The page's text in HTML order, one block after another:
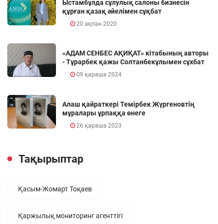
Ыстамбұлда сұлулық салоны бизнесін
құрған қазақ әйелімен сұқбат
20 ақпан 2020
«АДАМ СЕНБЕС АҚИҚАТ» кітабының авторы
- Тұрарбек қажы Солтанбекұлымен сұхбат
09 қараша 2024
Алаш қайраткері Темірбек Жүргеновтің
мұралары ұрпаққа өнеге
26 қараша 2023
Тақырыптар
Қасым-Жомарт Тоқаев
Қаржылық мониторинг агенттігі